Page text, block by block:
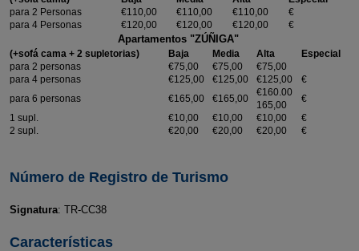
para 2 Personas
€110,00 €110,00 €110,00
€
para 4 Personas
€120,00 €120,00 €120,00 €
Apartamentos "ZÚÑIGA"
(+sofá cama + 2 supletorias) Baja Media Alta
Especial
para 2 personas
€75,00 €75,00
€75,00
para 4 personas
€125,00 €125,00 €125,00
€
para 6 personas
€165,00 €165,00
€160.00
165,00
€
1 supl.
€10,00 €10,00 €10,00
€
2 supl.
€20,00 €20,00 €20,00 €
Número de Registro de Turismo
Signatura: TR-CC38
Características